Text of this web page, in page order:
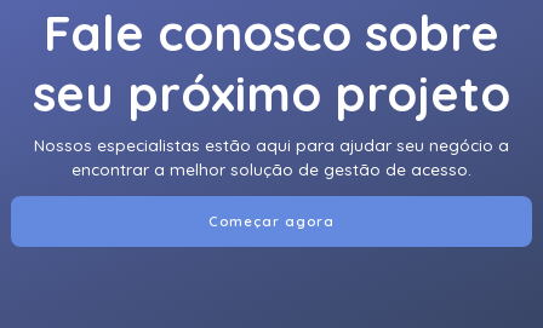
Fale conosco sobre
seu próximo projeto
Nossos especialistas estão aqui para ajudar seu negócio a
encontrar a melhor solução de gestão de acesso.
Começar agora